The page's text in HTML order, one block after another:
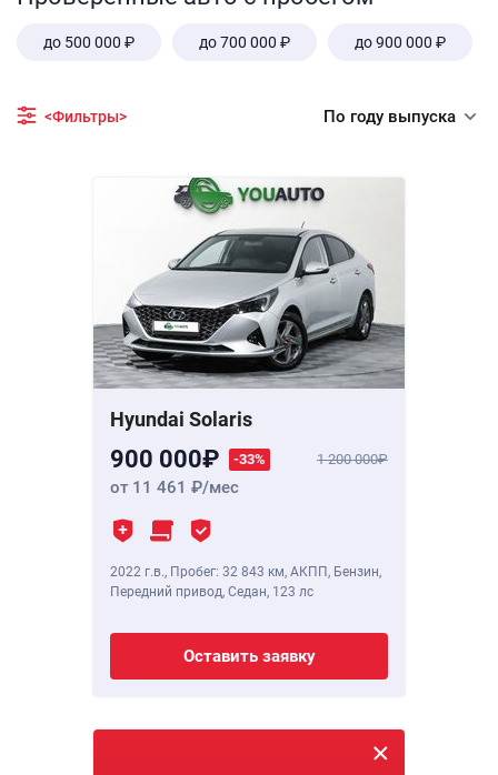
до 500 000 ₽ до 700 000 ₽ до 900 000 ₽
<Фильтры> По году выпуска
Hyundai Solaris
900 000 -33% 1 200 000
от 11 461 /мес
2022 г.в., Пробег: 32 843 км, АКПП, Бензин,
Передний привод, Седан, 123 лс
Оставить заявку